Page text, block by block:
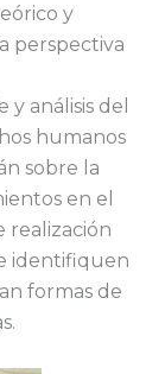
y
perspectiva
análisis del
humanos
sobre la
en el
realización
identifiquen
formas de